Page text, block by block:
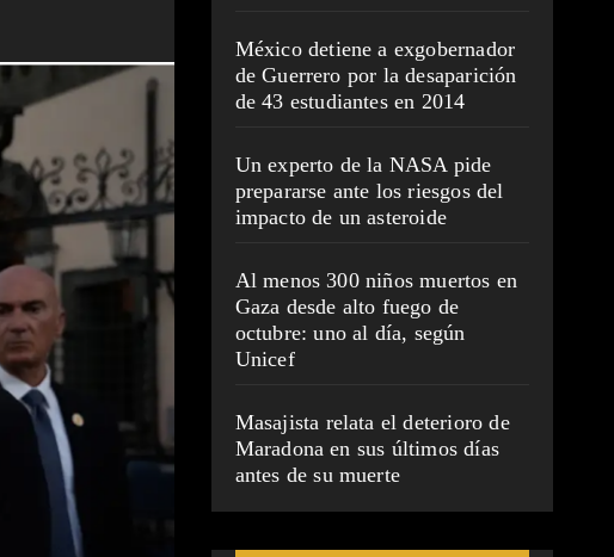
México detiene a exgobernador
de Guerrero por la desaparición
de 43 estudiantes en 2014
Un experto de la NASA pide
prepararse ante los riesgos del
impacto de un asteroide
Al menos 300 niños muertos en
Gaza desde alto fuego de
octubre: uno al día, según
Unicef
Masajista relata el deterioro de
Maradona en sus últimos días
antes de su muerte